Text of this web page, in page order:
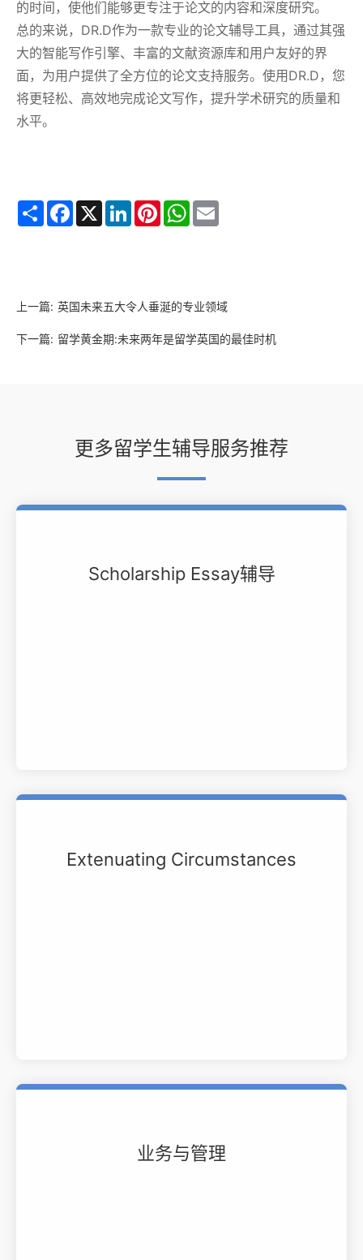
的时间，使他们能够更专注于论文的内容和深度研究。
总的来说，DR.D作为一款专业的论文辅导工具，通过其强
大的智能写作引擎、丰富的文献资源库和用户友好的界
面，为用户提供了全方位的论文支持服务。使用DR.D，您
将更轻松、高效地完成论文写作，提升学术研究的质量和
水平。
Share Facebook
X LinkedInPinterestWhatsApp
上一篇: 英国未来五大令人垂涎的专业领域
下一篇: 留学黄金期:未来两年是留学英国的最佳时机
更多留学生辅导服务推荐
Scholarship Essay辅导
Extenuating Circumstances
业务与管理